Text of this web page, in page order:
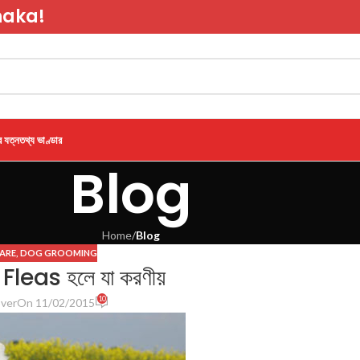
যত্নতথ্য ভাণ্ডার
Blog
Home/Blog
,DOG GROOMING
হলে যা করণীয়
On 11/02/2015 10